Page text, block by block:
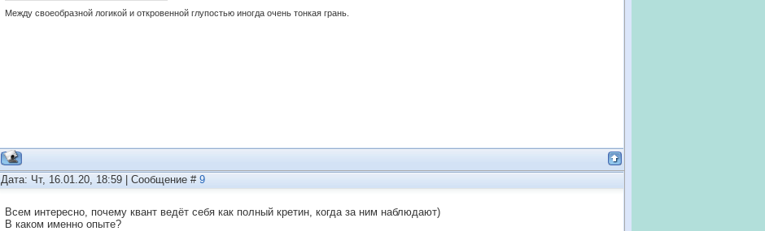
Между своеобразной логикой и откровенной глупостью иногда очень тонкая грань.
Дата: Чт, 16.01.20, 18:59 | Сообщение # 9
Всем интересно, почему квант ведёт себя как полный кретин, когда за ним наблюдают)
В каком именно опыте?